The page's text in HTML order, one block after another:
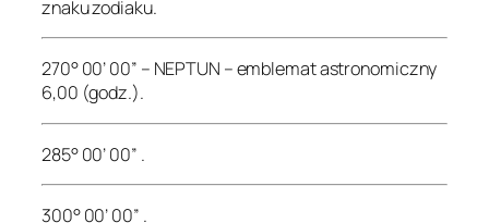
znaku zodiaku.
270° 00’ 00” – NEPTUN – emblemat astronomiczny
6,00 (godz.).
285° 00’ 00” .
300° 00’ 00” .